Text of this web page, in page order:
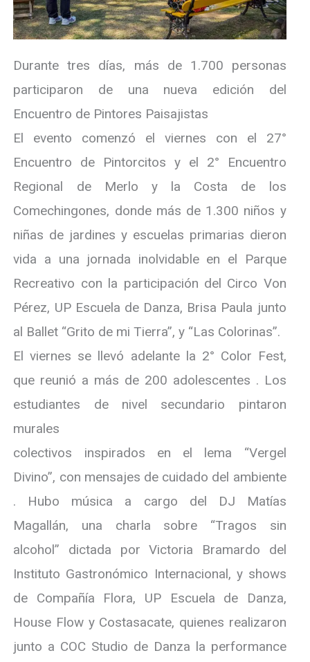
Durante tres días, más de 1.700 personas
participaron de una nueva edición del
Encuentro de Pintores Paisajistas
El evento comenzó el viernes con el 27°
Encuentro de Pintorcitos y el 2° Encuentro
Regional de Merlo y la Costa de los
Comechingones, donde más de 1.300 niños y
niñas de jardines y escuelas primarias dieron
vida a una jornada inolvidable en el Parque
Recreativo con la participación del Circo Von
Pérez, UP Escuela de Danza, Brisa Paula junto
al Ballet “Grito de mi Tierra”, y “Las Colorinas”.
El viernes se llevó adelante la 2° Color Fest,
que reunió a más de 200 adolescentes . Los
estudiantes de nivel secundario pintaron
murales
colectivos inspirados en el lema “Vergel
Divino”, con mensajes de cuidado del ambiente
. Hubo música a cargo del DJ Matías
Magallán, una charla sobre “Tragos sin
alcohol” dictada por Victoria Bramardo del
Instituto Gastronómico Internacional, y shows
de Compañía Flora, UP Escuela de Danza,
House Flow y Costasacate, quienes realizaron
junto a COC Studio de Danza la performance